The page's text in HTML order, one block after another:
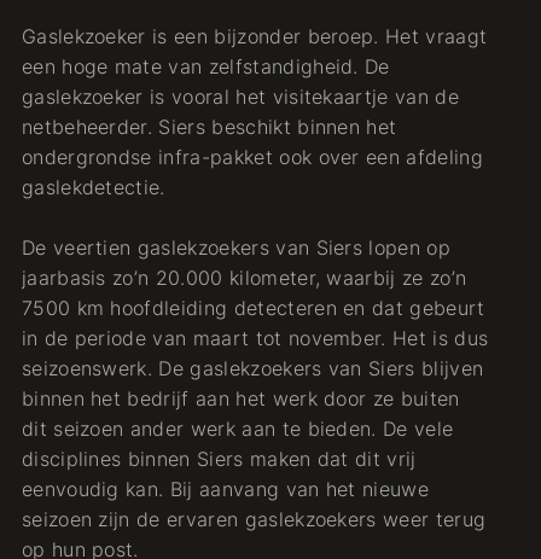
Gaslekzoeker is een bijzonder beroep. Het vraagt
een hoge mate van zelfstandigheid. De
gaslekzoeker is vooral het visitekaartje van de
netbeheerder. Siers beschikt binnen het
ondergrondse infra-pakket ook over een afdeling
gaslekdetectie.
De veertien gaslekzoekers van Siers lopen op
jaarbasis zo’n 20.000 kilometer, waarbij ze zo’n
7500 km hoofdleiding detecteren en dat gebeurt
in de periode van maart tot november. Het is dus
seizoenswerk. De gaslekzoekers van Siers blijven
binnen het bedrijf aan het werk door ze buiten
dit seizoen ander werk aan te bieden. De vele
disciplines binnen Siers maken dat dit vrij
eenvoudig kan. Bij aanvang van het nieuwe
seizoen zijn de ervaren gaslekzoekers weer terug
op hun post.